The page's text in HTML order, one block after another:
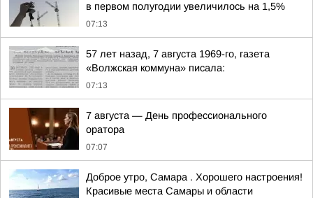
в первом полугодии увеличилось на 1,5%
07:13
57 лет назад, 7 августа 1969-го, газета
«Волжская коммуна» писала:
07:13
7 августа — День профессионального
оратора
07:07
Доброе утро, Самара . Хорошего настроения!
Красивые места Самары и области